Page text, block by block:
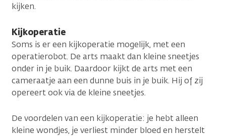
kijken.
Kijkoperatie
Soms is er een kijkoperatie mogelijk, met een
operatierobot. De arts maakt dan kleine sneetjes
onder in je buik. Daardoor kijkt de arts met een
cameraatje aan een dunne buis in je buik. Hij of zij
opereert ook via de kleine sneetjes.
De voordelen van een kijkoperatie: je hebt alleen
kleine wondjes, je verliest minder bloed en herstelt